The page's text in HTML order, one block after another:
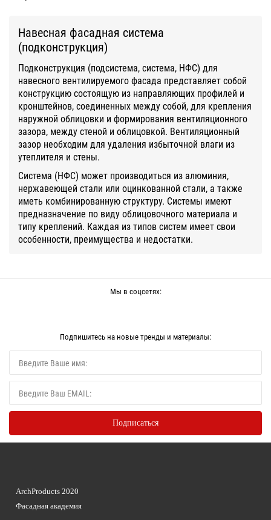
Навесная фасадная система
(подконструкция)
Подконструкция (подсистема, система, НФС) для
навесного вентилируемого фасада представляет собой
конструкцию состоящую из направляющих профилей и
кронштейнов, соединенных между собой, для крепления
наружной облицовки и формирования вентиляционного
зазора, между стеной и облицовкой. Вентиляционный
зазор необходим для удаления избыточной влаги из
утеплителя и стены.
Система (НФС) может производиться из алюминия,
нержавеющей стали или оцинкованной стали, а также
иметь комбинированную структуру. Системы имеют
предназначение по виду облицовочного материала и
типу креплений. Каждая из типов систем имеет свои
особенности, преимущества и недостатки.
Мы в соцсетях:
Подпишитесь на новые тренды и материалы:
ArchProducts 2020
Фасадная академия